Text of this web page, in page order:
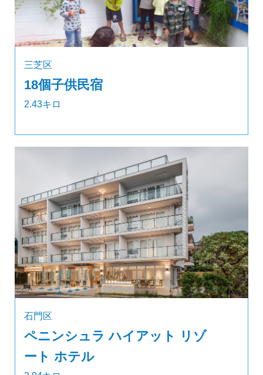
三芝区
18個子供民宿
2.43キロ
石門区
ペニンシュラ ハイアット リゾ
ート ホテル